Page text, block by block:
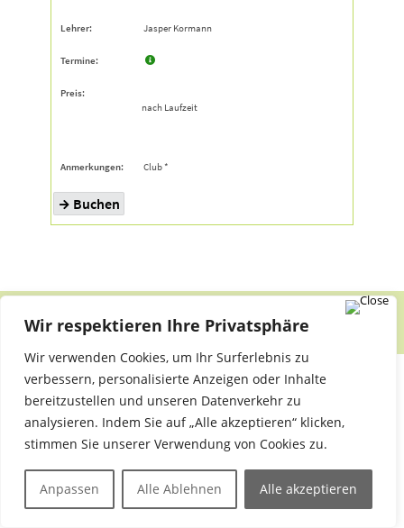
Wir respektieren Ihre Privatsphäre
Wir verwenden Cookies, um Ihr Surferlebnis zu
verbessern, personalisierte Anzeigen oder Inhalte
bereitzustellen und unseren Datenverkehr zu
analysieren. Indem Sie auf „Alle akzeptieren“ klicken,
stimmen Sie unserer Verwendung von Cookies zu.
Anpassen Alle Ablehnen Alle akzeptieren
BACHATA
Bachata entstand wie Salsa aus verschiedenen
gegenüber zur Salsa gemäßigtere Tempo und die
hohen Gitarren machen die Musik einzigartig. Die
Grundbewegung wird gern mit einem typischen
Chassée verglichen, welches hier aber weicher als in